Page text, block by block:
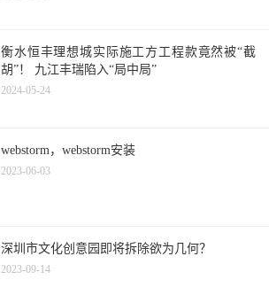
衡水恒丰理想城实际施工方工程款竟然被“截
胡”！ 九江丰瑞陷入“局中局”
2024-05-24
webstorm，webstorm安装
2023-06-03
深圳市文化创意园即将拆除欲为几何？
2023-09-14